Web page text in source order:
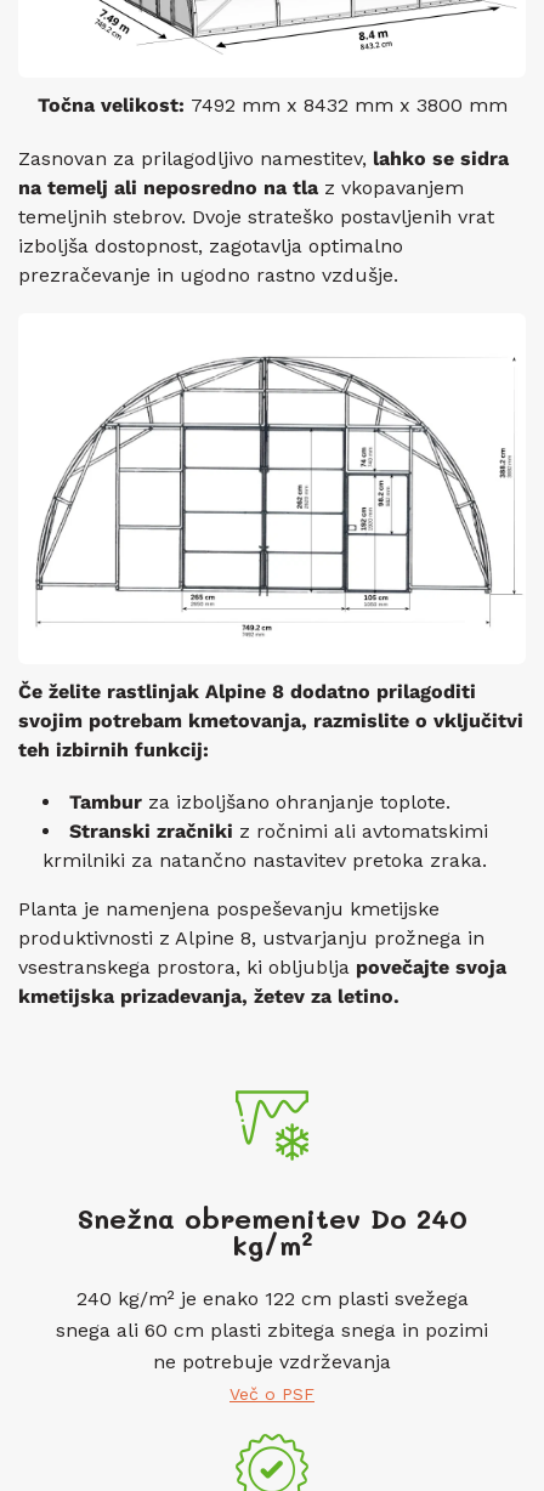
Točna velikost: 7492 mm x 8432 mm x 3800 mm
Zasnovan za prilagodljivo namestitev, lahko se sidra
na temelj ali neposredno na tla z vkopavanjem
temeljnih stebrov. Dvoje strateško postavljenih vrat
izboljša dostopnost, zagotavlja optimalno
prezračevanje in ugodno rastno vzdušje.
Če želite rastlinjak Alpine 8 dodatno prilagoditi
svojim potrebam kmetovanja, razmislite o vključitvi
teh izbirnih funkcij:
Tambur za izboljšano ohranjanje toplote.
Stranski zračniki z ročnimi ali avtomatskimi
krmilniki za natančno nastavitev pretoka zraka.
Planta je namenjena pospeševanju kmetijske
produktivnosti z Alpine 8, ustvarjanju prožnega in
vsestranskega prostora, ki obljublja povečajte svoja
kmetijska prizadevanja, žetev za letino.
Snežna obremenitev Do 240
kg/m²
240 kg/m² je enako 122 cm plasti svežega
snega ali 60 cm plasti zbitega snega in pozimi
ne potrebuje vzdrževanja
Več o PSF